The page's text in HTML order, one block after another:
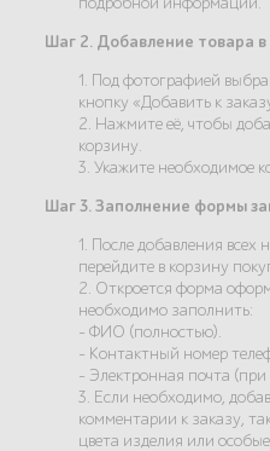
Шаг 2. Добавление товара в
1. Под фотографией
кнопку «Добавить к
2. Нажмите её, чтобы
корзину.
3. Укажите необходимое
Шаг 3. Заполнение формы
1. После добавления всех
перейдите в корзину
2. Откроется форма
необходимо заполнить:
- ФИО (полностью).
- Контактный номер
- Электронная почта
3. Если необходимо,
комментарии к заказу,
цвета изделия или